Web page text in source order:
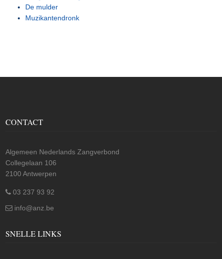
De mulder
Muzikantendronk
CONTACT
Algemeen Nederlands Zangverbond
Collegelaan 106
2100 Antwerpen
03 237 93 92
info@anz.be
SNELLE LINKS